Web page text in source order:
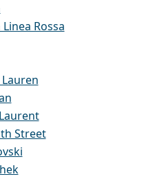
Rossa
Street